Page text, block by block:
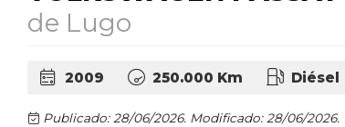
de Lugo
2009 250.000 Km Diésel
Publicado: 28/06/2026. Modificado: 28/06/2026.